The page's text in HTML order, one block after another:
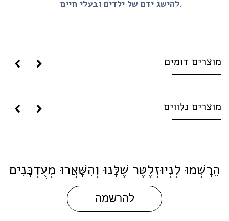
דומים
נלווים
לְנְיוּזְלֶטֶּר שֶׁלָּנוּ וְהִשָּׁאֲרוּ מְעֻדְכָּנִים
להרשמה